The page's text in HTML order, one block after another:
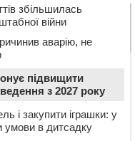
збільшилась
війни
аварію, не
підвищити
з 2027 року
і закупити іграшки: у
умови в дитсадку